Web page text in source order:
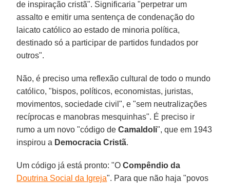
de inspiração cristã". Significaria "perpetrar um
assalto e emitir uma sentença de condenação do
laicato católico ao estado de minoria política,
destinado só a participar de partidos fundados por
outros".
Não, é preciso uma reflexão cultural de todo o mundo
católico, "bispos, políticos, economistas, juristas,
movimentos, sociedade civil", e "sem neutralizações
recíprocas e manobras mesquinhas". É preciso ir
rumo a um novo "código deCamaldoli", que em 1943
inspirou a Democracia Cristã.
Um código já está pronto: "OCompêndio da
Doutrina Social da Igreja". Para que não haja "povos